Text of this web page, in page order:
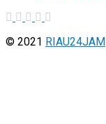
© 2021 RIAU24JAM